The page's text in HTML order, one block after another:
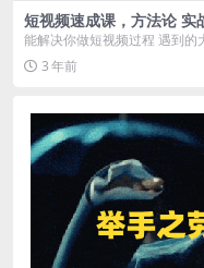
短视频速成课，方法论 实
合，学完马上上手，拒绝
论 全干货分享
能解决你做短视频过程 遇到的
数问题。 《亚伦哥的短视频速
课》 这是大而全的...
3 年前